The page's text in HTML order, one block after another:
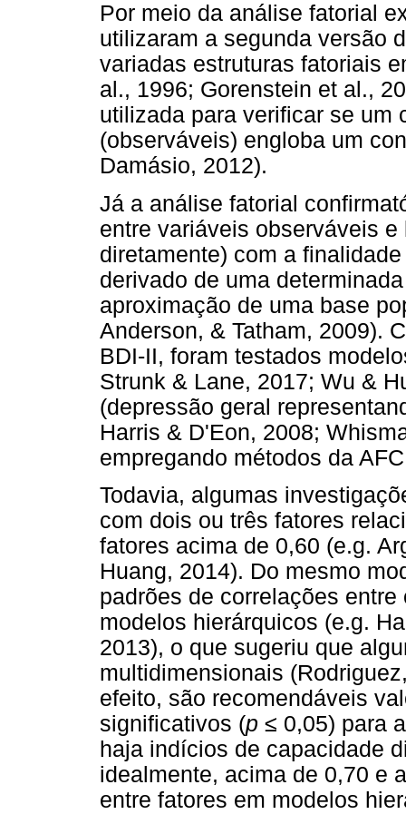
Por meio da análise fatorial
utilizaram a segunda versão
variadas estruturas fatoriais
al., 1996; Gorenstein et al.,
utilizada para verificar se um
(observáveis) engloba um
Damásio, 2012).
Já a análise fatorial
entre variáveis observáveis
diretamente) com a
derivado de uma
aproximação de uma base
Anderson, & Tatham, 2009).
BDI-II, foram testados
Strunk & Lane, 2017; Wu &
(depressão geral
Harris & D'Eon, 2008;
empregando métodos da
Todavia, algumas
com dois ou três fatores
fatores acima de 0,60 (e.g.
Huang, 2014). Do mesmo
padrões de correlações
modelos hierárquicos (e.g.
2013), o que sugeriu que
multidimensionais
efeito, são recomendáveis
significativos (p ≤ 0,05) para
haja indícios de capacidade
idealmente, acima de 0,70 e
entre fatores em modelos